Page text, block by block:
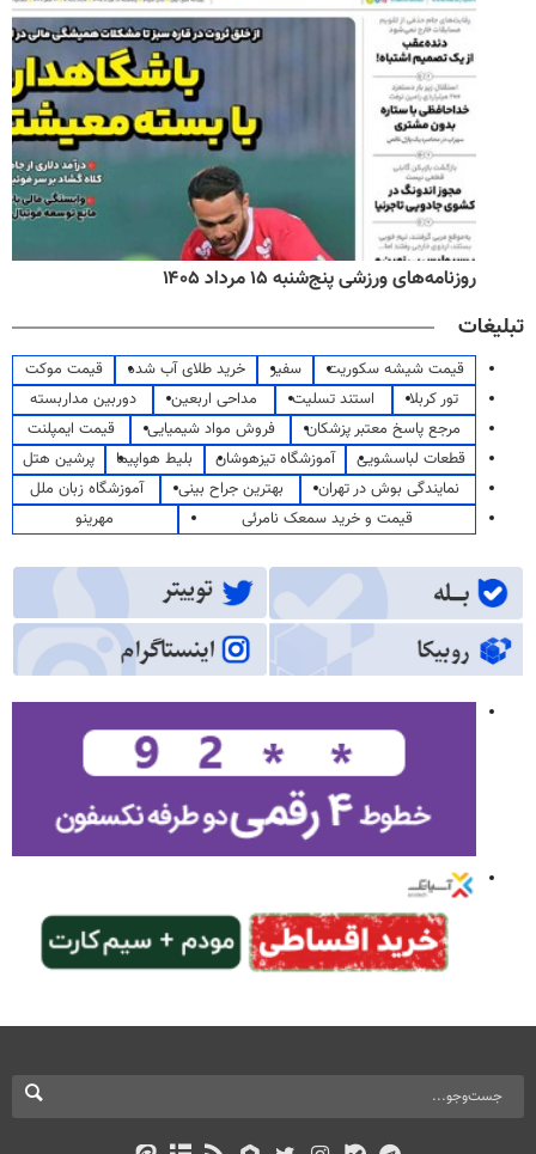
روزنامه‌های ورزشی پنج‌شنبه ۱۵ مرداد ۱۴۰۵
تبلیغات
قیمت شیشه سکوریت سفیر خرید طلای آب شده
قیمت موکت
تور کربلا
استند تسلیت مداحی اربعین
دوربین مداربسته
مرجع پاسخ معتبر پزشکان
فروش مواد شیمیایی
قیمت ایمپلنت
قطعات لباسشویی
آموزشگاه تیزهوشان بلیط هواپیما
پرشین هتل
نمایندگی بوش در تهران
بهترین جراح بینی
آموزشگاه زبان ملل
قیمت و خرید سمعک نامرئی
مهرینو